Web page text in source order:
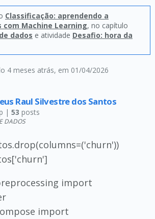
4 meses atrás, em 01/04/2026
Classificação: aprendendo a
com Machine Learning, no capítulo
dados e atividade Desafio: hora da
Raul Silvestre dos Santos
| 53 posts
DADOS
import
import